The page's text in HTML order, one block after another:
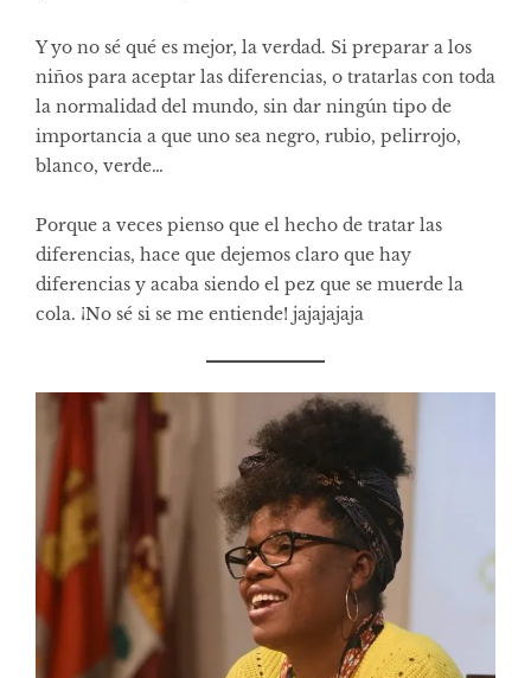
Y yo no sé qué es mejor, la verdad. Si preparar a los
niños para aceptar las diferencias, o tratarlas con toda
la normalidad del mundo, sin dar ningún tipo de
importancia a que uno sea negro, rubio, pelirrojo,
blanco, verde…
Porque a veces pienso que el hecho de tratar las
diferencias, hace que dejemos claro que hay
diferencias y acaba siendo el pez que se muerde la
cola. ¡No sé si se me entiende! jajajajaja